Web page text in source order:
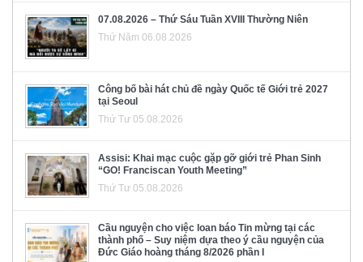
07.08.2026 – Thứ Sáu Tuần XVIII Thường Niên
Thứ Năm 06.08.2026
Công bố bài hát chủ đề ngày Quốc tế Giới trẻ 2027
tại Seoul
Thứ Tư 05.08.2026
Assisi: Khai mạc cuộc gặp gỡ giới trẻ Phan Sinh
“GO! Franciscan Youth Meeting”
Thứ Tư 05.08.2026
Cầu nguyện cho việc loan báo Tin mừng tại các
thành phố – Suy niệm dựa theo ý cầu nguyện của
Đức Giáo hoàng tháng 8/2026 phần I